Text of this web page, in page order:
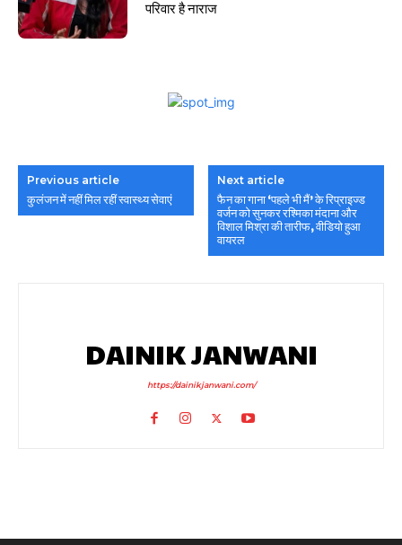
परिवार है नाराज
Previous article
कुलंजन में नहीं मिल रहीं स्वास्थ्य सेवाएं
Next article
फैन का गाना ‘पहले भी मैं’ के रिप्राइज्ड
वर्जन को सुनकर रश्मिका मंदाना और
विशाल मिश्रा की तारीफ, वीडियो हुआ
वायरल
DAINIK JANWANI
https://dainikjanwani.com/